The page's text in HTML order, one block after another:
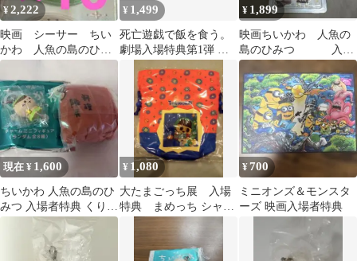
¥2,222
映画 シーサー ちい
かわ 人魚の島のひみ
つ 入場者特典 ボン
ボンドロップシール
¥ 1,499
死亡遊戯で飯を食う。
劇場入場特典第1弾 未
¥ 1,899
映画ちいかわ 人魚の
島のひみつ 入場
特典第2弾 ボンドロ
現在 ¥ 1,600
ちいかわ 人魚の島のひ
みつ 入場者特典 くりま
んじゅう めじるしアク
セサリー
¥ 1,080
大たまごっち展 入場
特典 まめっち シャカ
¥700
ミニオンズ＆モンスタ
ーズ 映画入場者特典